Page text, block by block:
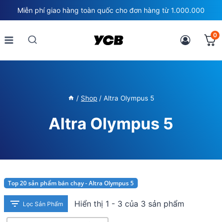
to
content
Miễn phí giao hàng toàn quốc cho đơn hàng từ 1.000.000
0
/ Shop / Altra Olympus 5
Altra Olympus 5
Top 20 sản phẩm bán chạy - Altra Olympus 5
Lọc Sản Phẩm Hiển thị 1 - 3 của 3 sản phẩm